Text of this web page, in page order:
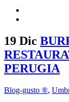
19 Dic
PERUGIA
Blog-gusto ®,